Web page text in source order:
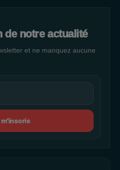
de notre actualité
et ne manquez aucune
m'inscris